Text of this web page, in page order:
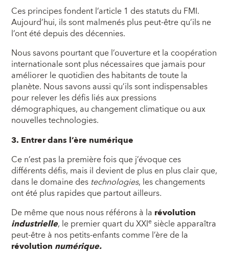
Ces principes fondent l’article 1 des statuts du FMI.
Aujourd’hui, ils sont malmenés plus peut-être qu’ils ne
l’ont été depuis des décennies.
Nous savons pourtant que l’ouverture et la coopération
internationale sont plus nécessaires que jamais pour
améliorer le quotidien des habitants de toute la
planète. Nous savons aussi qu’ils sont indispensables
pour relever les défis liés aux pressions
démographiques, au changement climatique ou aux
nouvelles technologies.
3. Entrer dans l’ère numérique
Ce n’est pas la première fois que j’évoque ces
différents défis, mais il devient de plus en plus clair que,
dans le domaine des technologies, les changements
ont été plus rapides que partout ailleurs.
De même que nous nous référons à la révolution
industrielle, le premier quart du XXIesiècle apparaîtra
peut-être à nos petits-enfants comme l’ère de la
révolution numérique.